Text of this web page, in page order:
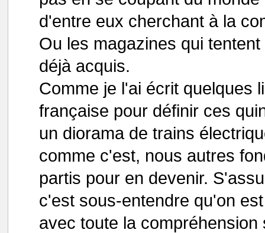
d'entre eux cherchant à la
Ou les magazines qui
déjà acquis.
Comme je l'ai écrit quelques
française pour définir ces
un diorama de trains
comme c'est, nous autres
partis pour en devenir.
c'est sous-entendre qu'on
avec toute la